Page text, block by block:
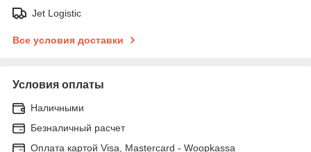
Jet Logistic
Все условия доставки
Условия оплаты
Наличными
Безналичный расчет
Оплата картой Visa, Mastercard - Woopkassa